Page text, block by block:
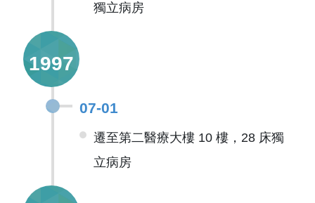
獨立病房
1997
07-01
遷至第二醫療大樓 10 樓，28 床獨
立病房